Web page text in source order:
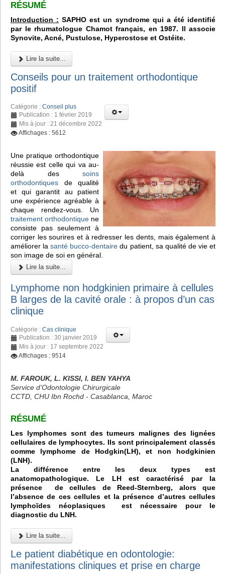
RÉSUMÉ
Introduction : SAPHO est un syndrome qui a été identifié
par le rhumatologue Chamot français, en 1987. Il associe
Synovite, Acné, Pustulose, Hyperostose et Ostéite.
Lire la suite...
Conseils pour un traitement orthodontique
positif
Catégorie : Conseil plus
Publication : 1 février 2019
Mis à jour : 21 décembre 2022
Affichages : 5612
Une pratique orthodontique
réussie est celle qui va au-
delà des soins
orthodontiques de qualité
et qui garantit au patient
une expérience agréable à
chaque rendez-vous. Un
traitement orthodontique ne
consiste pas seulement à
corriger les sourires et à redresser les dents, mais également à
améliorer lasanté bucco-dentaire du patient, sa qualité de vie et
son image de soi en général.
Lire la suite...
Lymphome non hodgkinien primaire à cellules
B larges de la cavité orale : à propos d’un cas
clinique
Catégorie : Cas clinique
Publication : 30 janvier 2019
Mis à jour : 17 septembre 2022
Affichages : 9514
M. FAROUK, L. KISSI, I. BEN YAHYA
Service d’Odontologie Chirurgicale
CCTD, CHU Ibn Rochd - Casablanca, Maroc
RÉSUMÉ
Les lymphomes sont des tumeurs malignes des lignées
cellulaires de lymphocytes. Ils sont principalement classés
comme lymphome de Hodgkin(LH), et non hodgkinien
(LNH).
La différence entre les deux types est
anatomopathologique. Le LH est caractérisé par la
présence de cellules de Reed-Sternberg, alors que
l’absence de ces cellules et la présence d’autres cellules
lymphoïdes néoplasiques est nécessaire pour le
diagnostic du LNH.
Lire la suite...
Le patient diabétique en odontologie:
manifestations cliniques et prise en charge